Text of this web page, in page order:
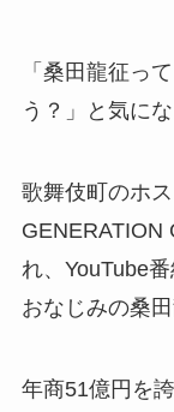
「桑田龍征っ
う？」と気に
歌舞伎町のホ
GENERATION
れ、YouTube
おなじみの桑田
年商51億円を